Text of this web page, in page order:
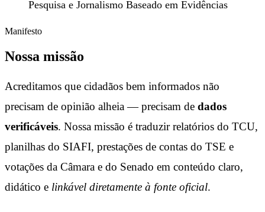
Pesquisa e Jornalismo Baseado em Evidências
Manifesto
Nossa missão
Acreditamos que cidadãos bem informados não
precisam de opinião alheia — precisam de dados
verificáveis. Nossa missão é traduzir relatórios do TCU,
planilhas do SIAFI, prestações de contas do TSE e
votações da Câmara e do Senado em conteúdo claro,
didático e linkável diretamente à fonte oficial.